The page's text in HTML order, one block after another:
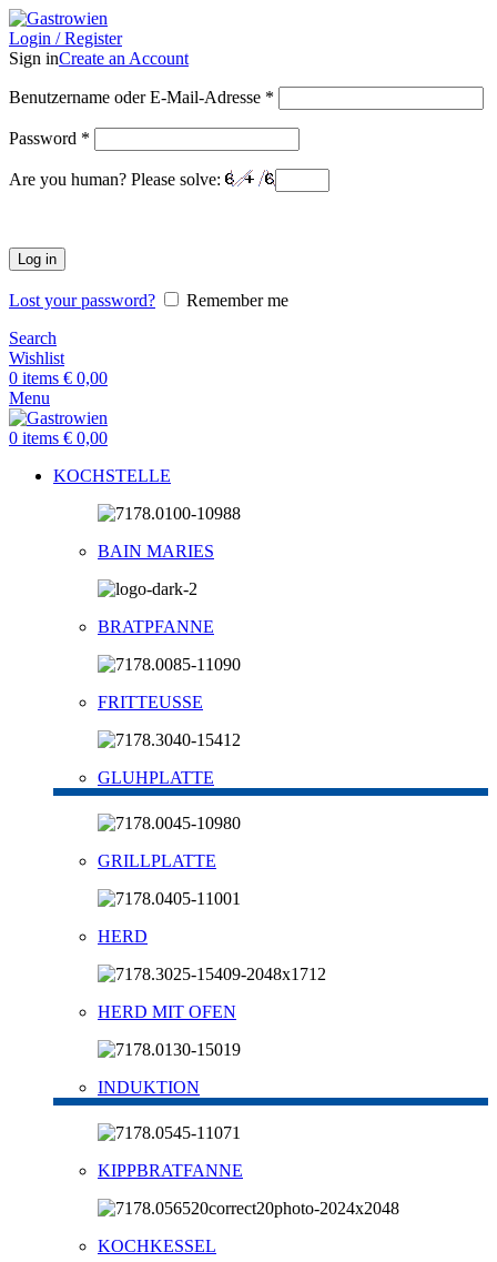
Login / Register
Sign inCreate an Account
Benutzername oder E-Mail-Adresse *
Password *
Are you human? Please solve:
Log in
Lost your password?
Remember me
Search
Wishlist
0 items € 0,00
Menu
0 items € 0,00
KOCHSTELLE
BAIN MARIES
BRATPFANNE
FRITTEUSSE
GLUHPLATTE
GRILLPLATTE
HERD
HERD MIT OFEN
INDUKTION
KIPPBRATFANNE
KOCHKESSEL